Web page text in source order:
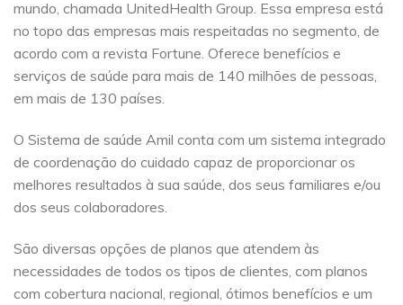
mundo, chamada UnitedHealth Group. Essa empresa está
no topo das empresas mais respeitadas no segmento, de
acordo com a revista Fortune. Oferece benefícios e
serviços de saúde para mais de 140 milhões de pessoas,
em mais de 130 países.
O Sistema de saúde Amil conta com um sistema integrado
de coordenação do cuidado capaz de proporcionar os
melhores resultados à sua saúde, dos seus familiares e/ou
dos seus colaboradores.
São diversas opções de planos que atendem às
necessidades de todos os tipos de clientes, com planos
com cobertura nacional, regional, ótimos benefícios e um